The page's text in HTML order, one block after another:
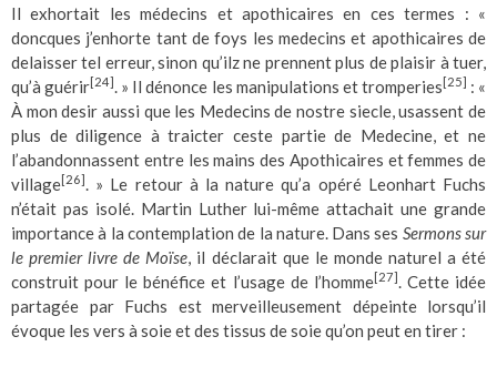
Il exhortait les médecins et apothicaires en ces termes : «
doncques j’enhorte tant de foys les medecins et apothicaires de
delaisser tel erreur, sinon qu’ilz ne prennent plus de plaisir à tuer,
qu’à guérir[24]. » Il dénonce les manipulations et tromperies [25] : «
À mon desir aussi que les Medecins de nostre siecle, usassent de
plus de diligence à traicter ceste partie de Medecine, et ne
l’abandonnassent entre les mains des Apothicaires et femmes de
village[26]. » Le retour à la nature qu’a opéré Leonhart Fuchs
n’était pas isolé. Martin Luther lui-même attachait une grande
importance à la contemplation de la nature. Dans ses Sermons sur
le premier livre de Moïse, il déclarait que le monde naturel a été
construit pour le bénéfice et l’usage de l’homme[27]. Cette idée
partagée par Fuchs est merveilleusement dépeinte lorsqu’il
évoque les vers à soie et des tissus de soie qu’on peut en tirer :